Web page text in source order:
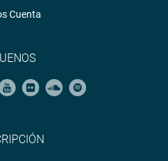
Cuenta